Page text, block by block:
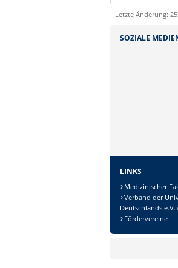
Letzte Änderung:
Sicherheitsabfrage:
SOZIALE
LINKS
Medizinischer
Verband der
Deutschlands e.V.
Fördervereine